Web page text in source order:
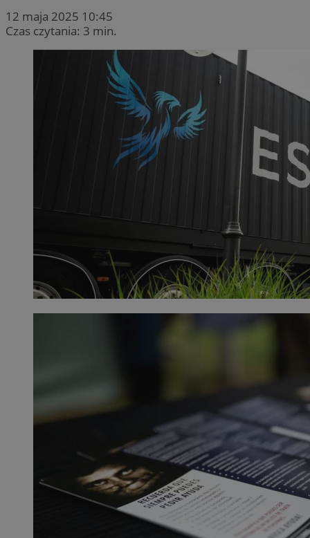
12 maja 2025 10:45
Czas czytania: 3 min.